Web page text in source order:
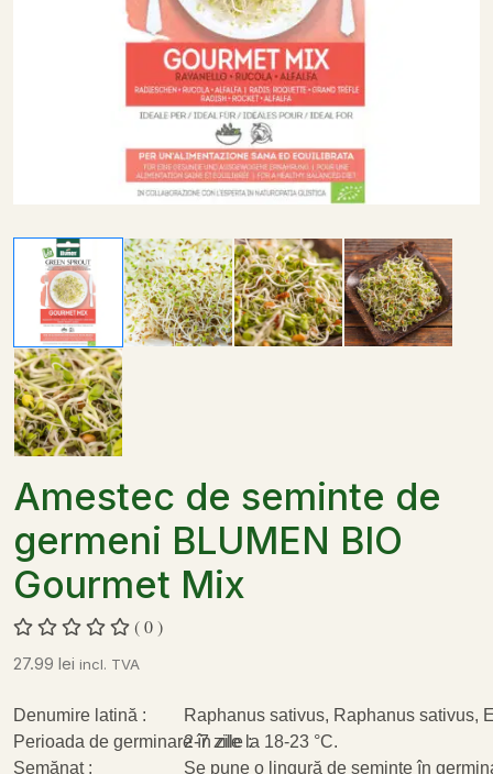
Amestec de seminte de
germeni BLUMEN BIO
Gourmet Mix
( 0 )
27.99 lei incl. TVA
Denumire latină :
Raphanus sativus, Raphanus sativus,
Perioada de germinare în zile :2-7 zile la 18-23 °C.
Semănat :
Se pune o lingură de semințe în